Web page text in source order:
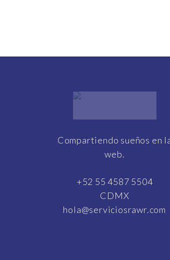
Compartiendo sueños en
web.
+52 55 4587 5504
CDMX
hola@serviciosrawr.com